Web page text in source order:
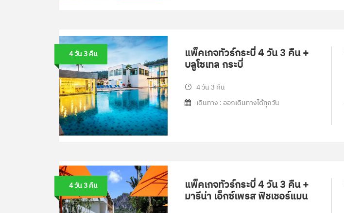
4 วัน 3 คืน แพ็คเกจทัวร์กระบี่ 4 วัน 3 คืน +
บลูโซเทล กระบี่
4 วัน 3 คืน
เดินทาง : ออกเดินทางได้ทุกวัน
4 วัน 3 คืน แพ็คเกจทัวร์กระบี่ 4 วัน 3 คืน +
มารีน่า เอ็กซ์เพรส ฟิชเชอร์แมน